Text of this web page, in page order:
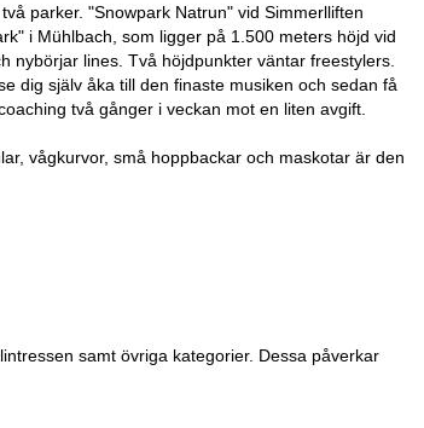
parker. "Snowpark Natrun" vid Simmerlliften
i Mühlbach, som ligger på 1.500 meters höjd vid
nybörjar lines. Två höjdpunkter väntar freestylers.
dig själv åka till den finaste musiken och sedan få
två gånger i veckan mot en liten avgift.
vågkurvor, små hoppbackar och maskotar är den
samt övriga kategorier. Dessa påverkar